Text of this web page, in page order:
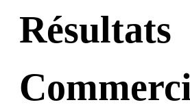
Résultats